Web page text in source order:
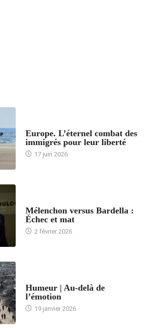
Europe. L’éternel combat des
immigrés pour leur liberté
17 juin 2026
Mélenchon versus Bardella :
Échec et mat
2 février 2026
Humeur | Au-delà de
l’émotion
19 janvier 2026